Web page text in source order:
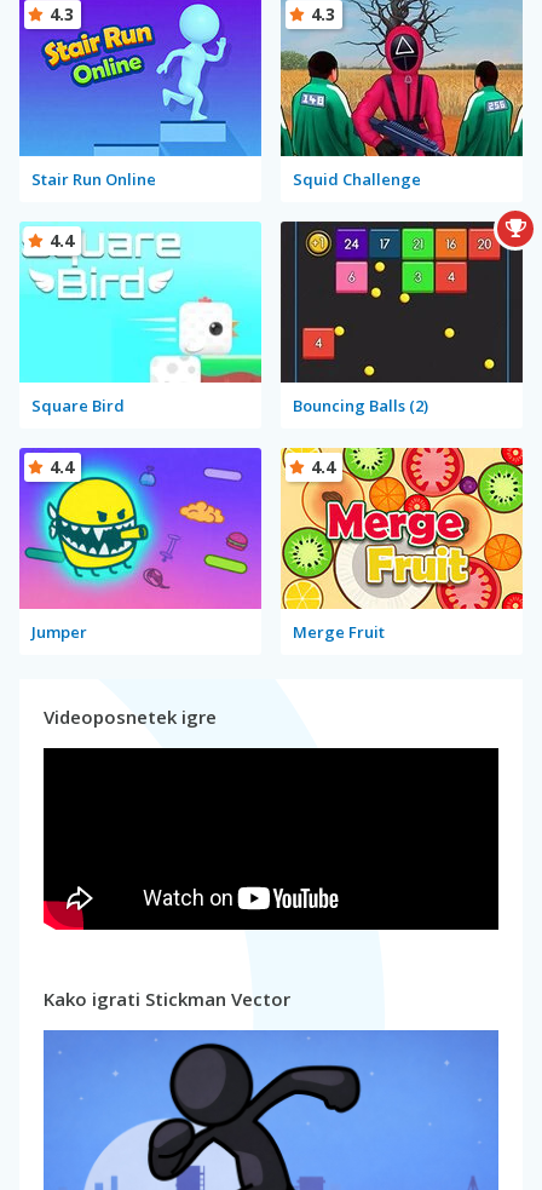
Stair Run Online
4.3
Squid Challenge
4.3
Square Bird
4.4
Bouncing Balls (2)
Jumper
4.4
Merge Fruit
4.4
Videoposnetek igre
Kako igrati Stickman Vector